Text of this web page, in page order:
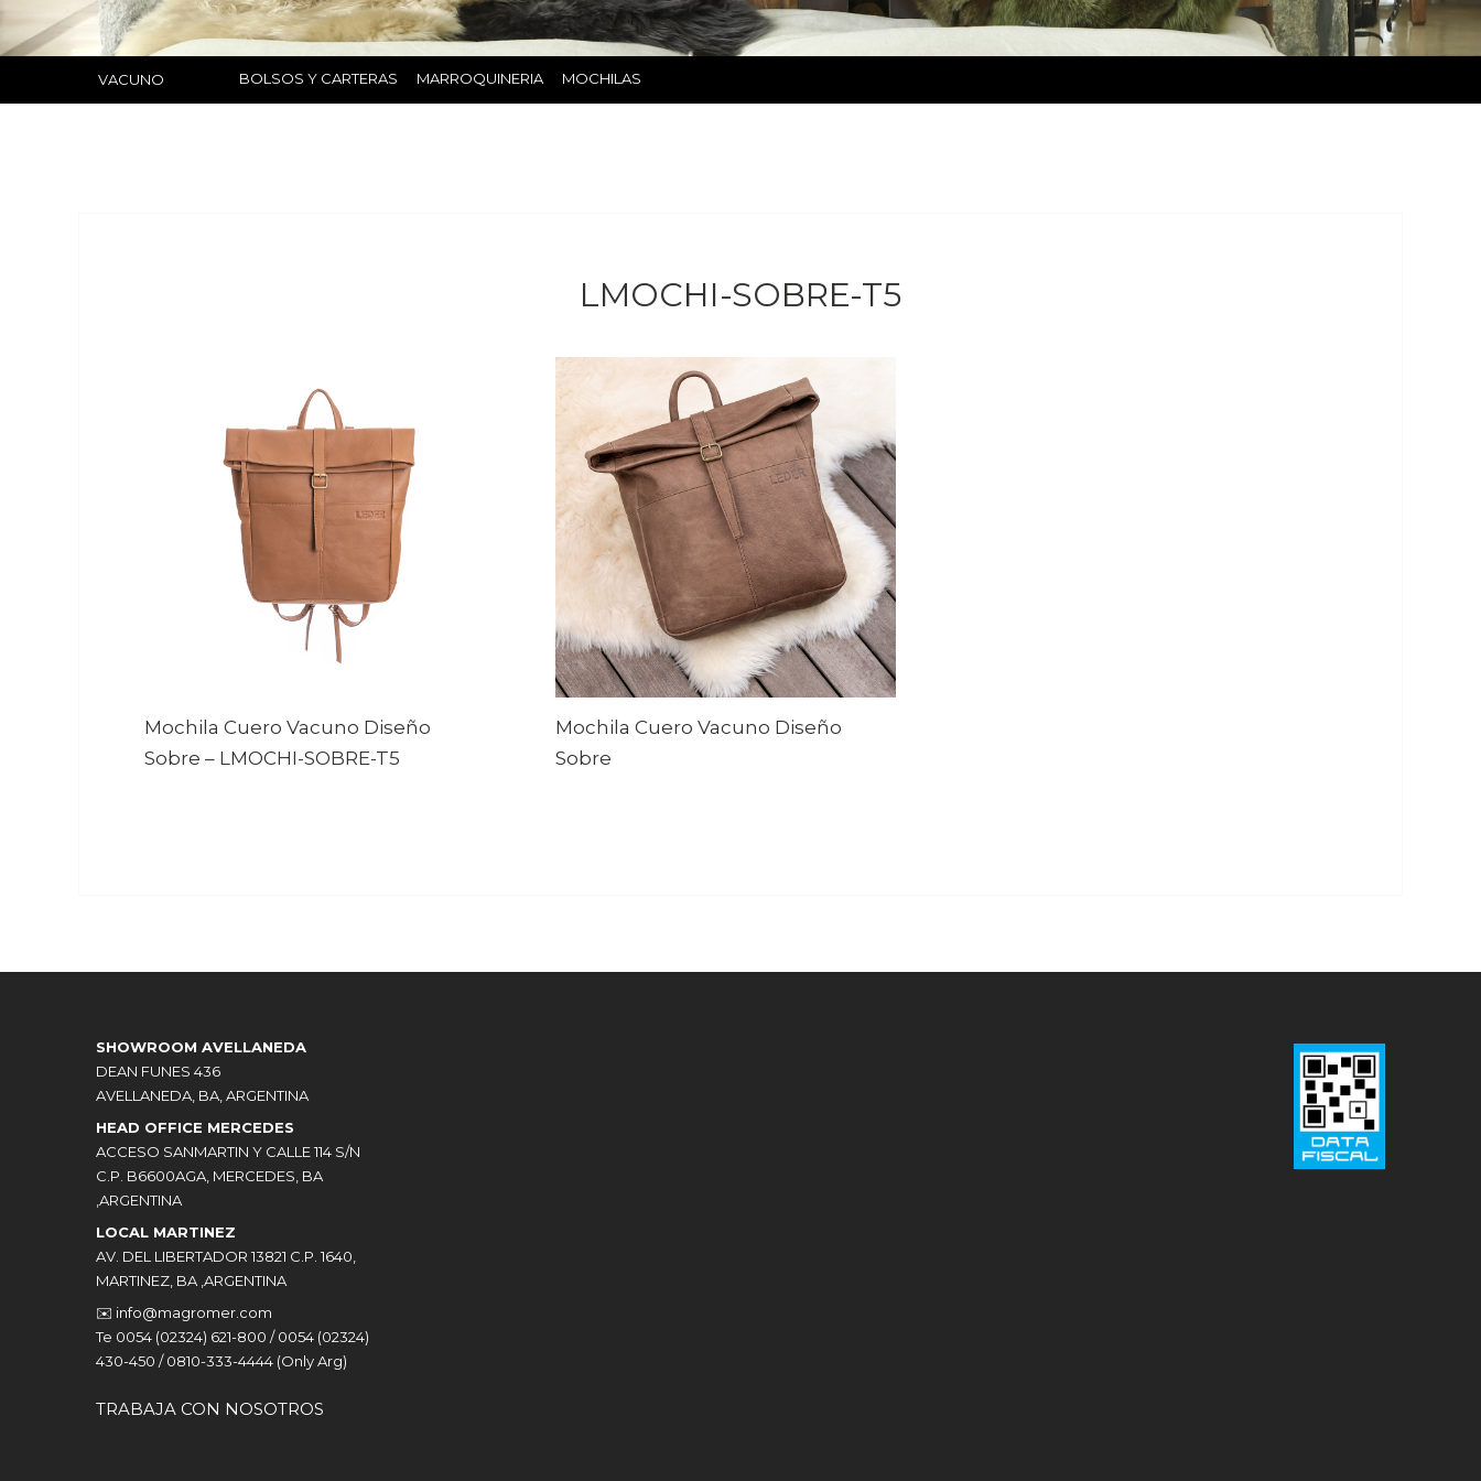
VACUNO BOLSOS Y CARTERAS MARROQUINERIA MOCHILAS
LMOCHI-SOBRE-T5
Mochila Cuero Vacuno Diseño
Sobre – LMOCHI-SOBRE-T5
Mochila Cuero Vacuno Diseño
Sobre
SHOWROOM AVELLANEDA
DEAN FUNES 436
AVELLANEDA, BA, ARGENTINA
HEAD OFFICE MERCEDES
ACCESO SANMARTIN Y CALLE 114 S/N
C.P. B6600AGA, MERCEDES, BA
,ARGENTINA
LOCAL MARTINEZ
AV. DEL LIBERTADOR 13821 C.P. 1640,
MARTINEZ, BA ,ARGENTINA
✉️ info@magromer.com
Te 0054 (02324) 621-800 / 0054 (02324)
430-450 / 0810-333-4444 (Only Arg)
TRABAJA CON NOSOTROS